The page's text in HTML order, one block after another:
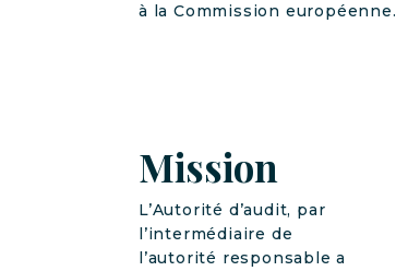
à la Commission européenne.
Mission
L’Autorité d’audit, par
l’intermédiaire de
l’autorité responsable a